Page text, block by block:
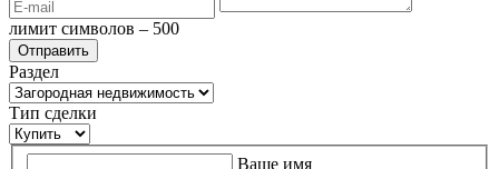
лимит символов – 500
Раздел
Тип сделки
Ваше имя